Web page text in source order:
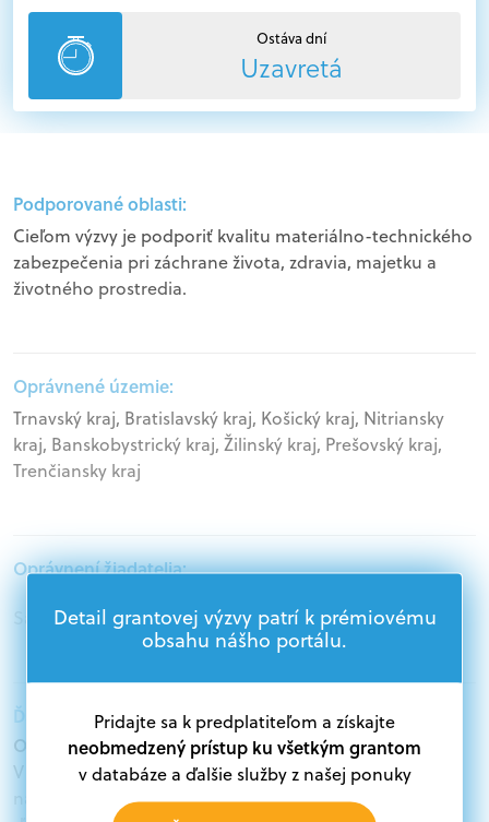
Ostáva dní
Uzavretá
Podporované oblasti:
Cieľom výzvy je podporiť kvalitu materiálno-technického
zabezpečenia pri záchrane života, zdravia, majetku a
životného prostredia.
Oprávnené územie:
Trnavský kraj, Bratislavský kraj, Košický kraj, Nitriansky
kraj, Banskobystrický kraj, Žilinský kraj, Prešovský kraj,
Trenčiansky kraj
Oprávnení žiadatelia:
Samospráva, Mimovládne organizácie
Ďalšie informácie:
Oprávnení žiadatelia:
V databáze grantov a dotácií na portáli Grantexpert.sk
nájdete aktuálne výzvy z eurofondov, plánu obnovy a
Detail grantovej výzvy patrí k prémiovému
obsahu nášho portálu.
Pridajte sa k predplatiteľom a získajte
neobmedzený prístup ku všetkým grantom
v databáze a ďalšie služby z našej ponuky